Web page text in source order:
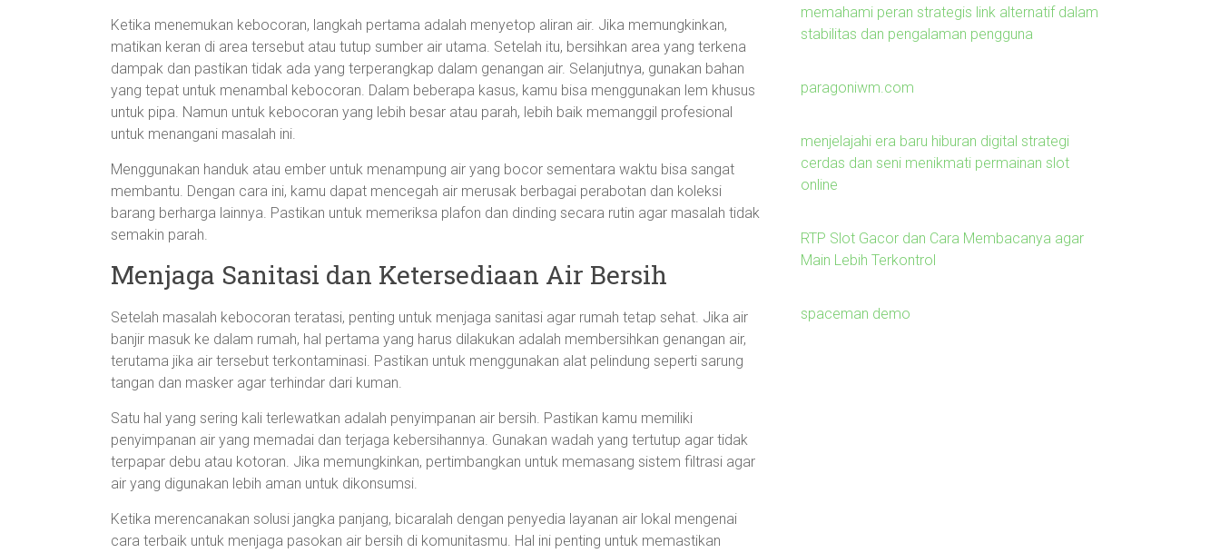
Ketika menemukan kebocoran, langkah pertama adalah menyetop aliran air. Jika memungkinkan,
matikan keran di area tersebut atau tutup sumber air utama. Setelah itu, bersihkan area yang terkena
dampak dan pastikan tidak ada yang terperangkap dalam genangan air. Selanjutnya, gunakan bahan
yang tepat untuk menambal kebocoran. Dalam beberapa kasus, kamu bisa menggunakan lem khusus
untuk pipa. Namun untuk kebocoran yang lebih besar atau parah, lebih baik memanggil profesional
untuk menangani masalah ini.
Menggunakan handuk atau ember untuk menampung air yang bocor sementara waktu bisa sangat
membantu. Dengan cara ini, kamu dapat mencegah air merusak berbagai perabotan dan koleksi
barang berharga lainnya. Pastikan untuk memeriksa plafon dan dinding secara rutin agar masalah tidak
semakin parah.
Menjaga Sanitasi dan Ketersediaan Air Bersih
Setelah masalah kebocoran teratasi, penting untuk menjaga sanitasi agar rumah tetap sehat. Jika air
banjir masuk ke dalam rumah, hal pertama yang harus dilakukan adalah membersihkan genangan air,
terutama jika air tersebut terkontaminasi. Pastikan untuk menggunakan alat pelindung seperti sarung
tangan dan masker agar terhindar dari kuman.
Satu hal yang sering kali terlewatkan adalah penyimpanan air bersih. Pastikan kamu memiliki
penyimpanan air yang memadai dan terjaga kebersihannya. Gunakan wadah yang tertutup agar tidak
terpapar debu atau kotoran. Jika memungkinkan, pertimbangkan untuk memasang sistem filtrasi agar
air yang digunakan lebih aman untuk dikonsumsi.
Ketika merencanakan solusi jangka panjang, bicaralah dengan penyedia layanan air lokal mengenai
cara terbaik untuk menjaga pasokan air bersih di komunitasmu. Hal ini penting untuk memastikan
memahami peran strategis link alternatif dalam
stabilitas dan pengalaman pengguna
paragoniwm.com
menjelajahi era baru hiburan digital strategi
cerdas dan seni menikmati permainan slot
online
RTP Slot Gacor dan Cara Membacanya agar
Main Lebih Terkontrol
spaceman demo